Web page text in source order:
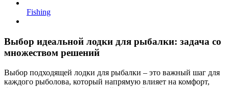
Fishing
Выбор идеальной лодки для рыбалки: задача со
множеством решений
Выбор подходящей лодки для рыбалки – это важный шаг для
каждого рыболова, который напрямую влияет на комфорт,